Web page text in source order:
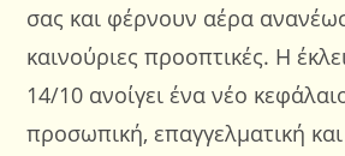
σας και φέρνουν αέρα
καινούριες προοπτικές. Η
14/10 ανοίγει ένα νέο
προσωπική, επαγγελματική